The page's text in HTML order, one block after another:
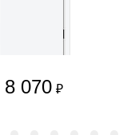
8 070 ₽